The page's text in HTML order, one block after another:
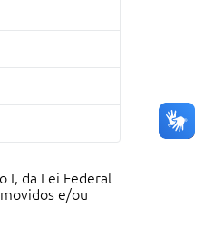
I, da Lei Federal
e/ou